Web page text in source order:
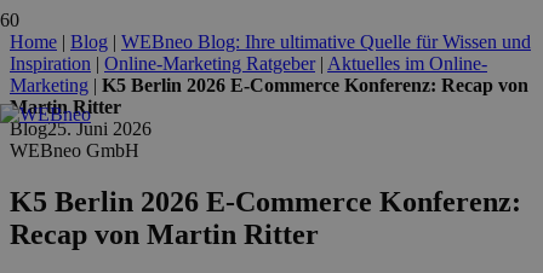
Home | Blog | WEBneo Blog: Ihre ultimative Quelle für Wissen und
Inspiration | Online-Marketing Ratgeber| Aktuelles im Online-
Marketing | K5 Berlin 2026 E-Commerce Konferenz: Recap von
Martin Ritter
Blog25. Juni 2026
WEBneo GmbH
K5 Berlin 2026 E-Commerce Konferenz:
Recap von Martin Ritter